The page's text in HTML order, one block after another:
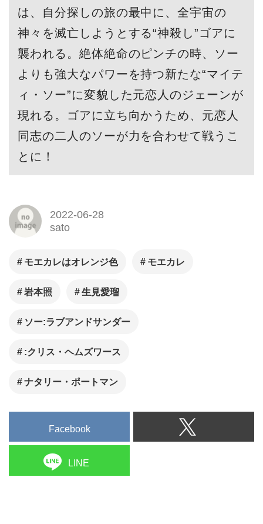
は、自分探しの旅の最中に、全宇宙の
神々を滅亡しようとする“神殺し”ゴアに
襲われる。絶体絶命のピンチの時、ソー
よりも強大なパワーを持つ新たな“マイテ
ィ・ソー”に変貌した元恋人のジェーンが
現れる。ゴアに立ち向かうため、元恋人
同志の二人のソーが力を合わせて戦うこ
とに！
2022-06-28
sato
モエカレはオレンジ色 モエカレ
岩本照 生見愛瑠
ソー:ラブアンドサンダー
:クリス・ヘムズワース
ナタリー・ポートマン
Facebook
LINE